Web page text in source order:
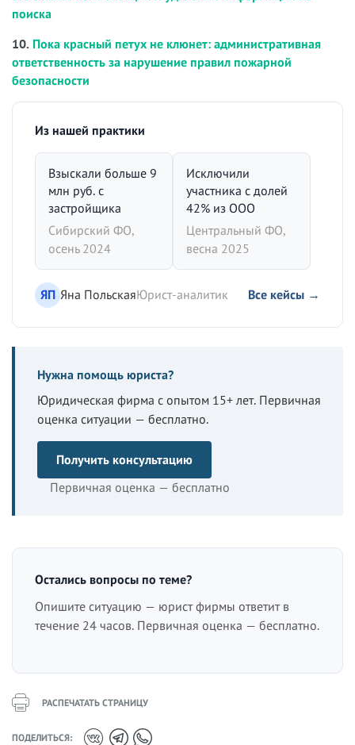
поиска
10. Пока красный петух не клюнет: административная
ответственность за нарушение правил пожарной
безопасности
Из нашей практики
Взыскали больше 9
млн руб. с
застройщика
Сибирский ФО,
осень 2024
Исключили
участника с долей
42% из ООО
Центральный ФО,
весна 2025
ЯП Яна ПольскаяЮрист-аналитик Все кейсы →
Нужна помощь юриста?
Юридическая фирма с опытом 15+ лет. Первичная
оценка ситуации — бесплатно.
Получить консультацию
Первичная оценка — бесплатно
Остались вопросы по теме?
Опишите ситуацию — юрист фирмы ответит в
течение 24 часов. Первичная оценка — бесплатно.
РАСПЕЧАТАТЬ СТРАНИЦУ
ПОДЕЛИТЬСЯ: